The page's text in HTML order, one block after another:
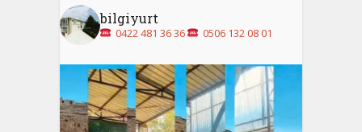
bilgiyurt
0422 481 36 36 0506 132 08 01